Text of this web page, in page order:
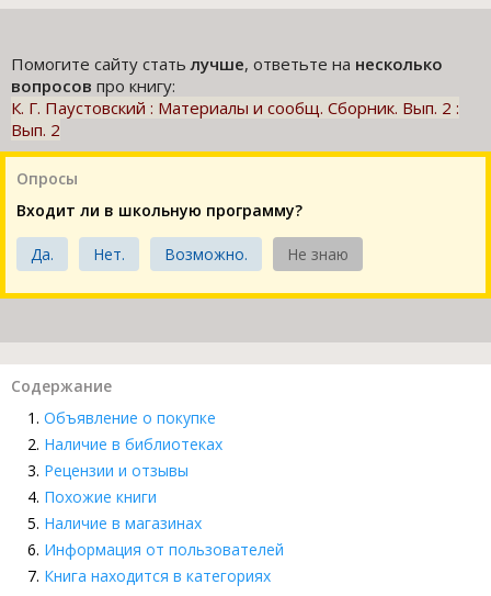
Помогите сайту статьлучше, ответьте на несколько
вопросов про книгу:
К. Г. Паустовский : Материалы и сообщ. Сборник. Вып. 2 :
Вып. 2
Опросы
Входит ли в школьную программу?
Да. Нет. Возможно. Не знаю
Содержание
Объявление о покупке
Наличие в библиотеках
Рецензии и отзывы
Похожие книги
Наличие в магазинах
Информация от пользователей
Книга находится в категориях